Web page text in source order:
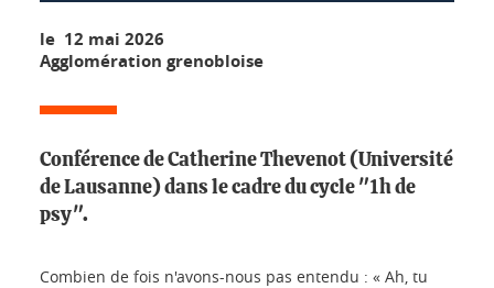
le 12 mai 2026
Agglomération grenobloise
Conférence de Catherine Thevenot (Université
de Lausanne) dans le cadre du cycle "1h de
psy".
Combien de fois n'avons-nous pas entendu : « Ah, tu